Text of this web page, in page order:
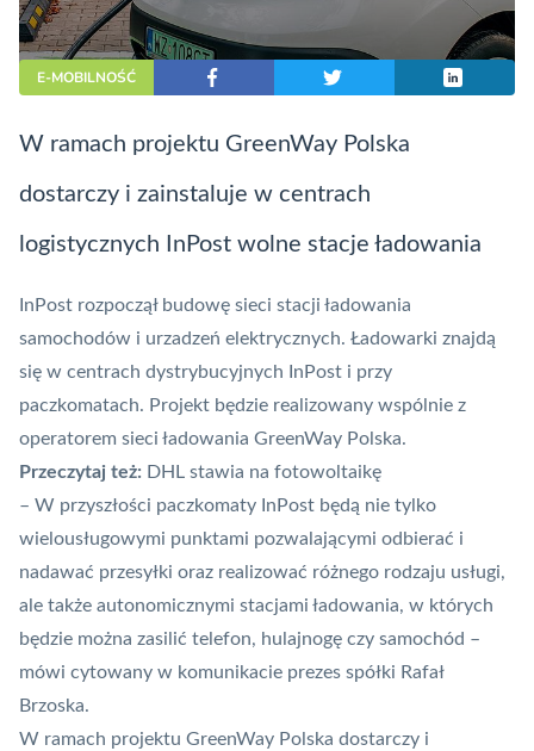
E-MOBILNOŚĆ
W ramach projektu GreenWay Polska
dostarczy i zainstaluje w centrach
logistycznych InPost wolne stacje ładowania
InPost rozpoczął budowę sieci stacji ładowania
samochodów i urzadzeń elektrycznych. Ładowarki znajdą
się w centrach dystrybucyjnych InPost i przy
paczkomatach. Projekt będzie realizowany wspólnie z
operatorem sieci ładowania GreenWay Polska.
Przeczytaj też: DHL stawia na fotowoltaikę
– W przyszłości paczkomaty InPost będą nie tylko
wielousługowymi punktami pozwalającymi odbierać i
nadawać przesyłki oraz realizować różnego rodzaju usługi,
ale także autonomicznymi stacjami ładowania, w których
będzie można zasilić telefon, hulajnogę czy samochód –
mówi cytowany w komunikacie prezes spółki Rafał
Brzoska.
W ramach projektu GreenWay Polska dostarczy i